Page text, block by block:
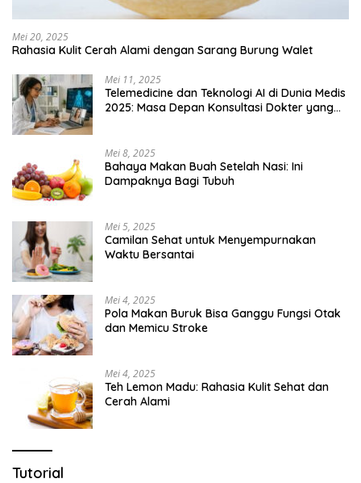
Mei 20, 2025
Rahasia Kulit Cerah Alami dengan Sarang Burung Walet
Mei 11, 2025
Telemedicine dan Teknologi AI di Dunia Medis
2025: Masa Depan Konsultasi Dokter yang
Mei 8, 2025
Bahaya Makan Buah Setelah Nasi: Ini
Dampaknya Bagi Tubuh
Mei 5, 2025
Camilan Sehat untuk Menyempurnakan
Waktu Bersantai
Mei 4, 2025
Pola Makan Buruk Bisa Ganggu Fungsi Otak
dan Memicu Stroke
Mei 4, 2025
Teh Lemon Madu: Rahasia Kulit Sehat dan
Cerah Alami
Tutorial